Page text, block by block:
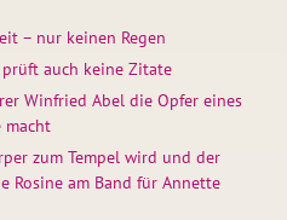
– nur keinen Regen
auch keine Zitate
Winfried Abel die Opfer eines
macht
zum Tempel wird und der
Rosine am Band für Annette